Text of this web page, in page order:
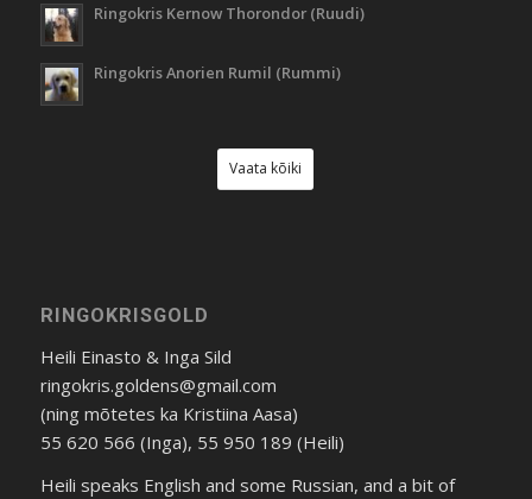
Ringokris Kernow Thorondor (Ruudi)
Ringokris Anorien Rumil (Rummi)
Vaata kõiki
RINGOKRISGOLD
Heili Einasto & Inga Sild
ringokris.goldens@gmail.com
(ning mõtetes ka Kristiina Aasa)
55 620 566 (Inga), 55 950 189 (Heili)
Heili speaks English and some Russian, and a bit of